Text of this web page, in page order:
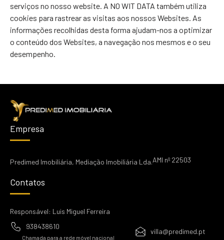
serviços no nosso website. A NO WIT DATA também utiliza
cookies para rastrear as visitas aos nossos Websites. As
informações recolhidas desta forma ajudam-nos a optimizar
o conteúdo dos Websites, a navegação nos mesmos e o seu
desempenho.
Empresa
Predimed Imobiliária, Mediação Imobiliária Lda.AMI nº 22503
Contatos
Responsável: Luis Miguel Ferreira
938438610
Chamada para a rede móvel nacional
villa@predimed.pt